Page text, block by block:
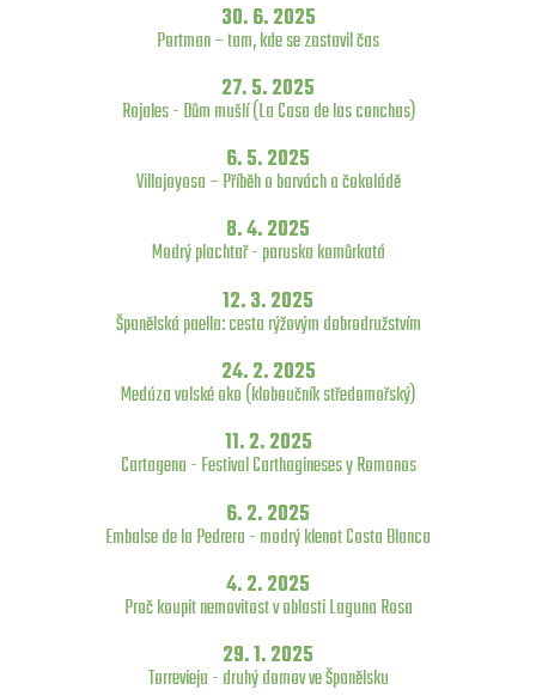
30. 6. 2025
Portman – tam, kde se zastavil čas
27. 5. 2025
Rojales - Dům mušlí (La Casa de las conchas)
6. 5. 2025
Villajoyosa – Příběh o barvách a čokoládě
8. 4. 2025
Modrý plachtař - paruska komůrkatá
12. 3. 2025
Španělská paella: cesta rýžovým dobrodružstvím
24. 2. 2025
Medúza volské oko (kloboučník středomořský)
11. 2. 2025
Cartagena - Festival Carthagineses y Romanos
6. 2. 2025
Embalse de la Pedrera - modrý klenot Costa Blanca
4. 2. 2025
Proč koupit nemovitost v oblasti Laguna Rosa
29. 1. 2025
Torrevieja - druhý domov ve Španělsku